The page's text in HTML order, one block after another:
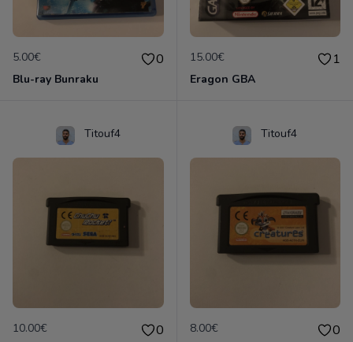
5.00€ 0
Blu-ray Bunraku
15.00€ 1
Eragon GBA
Titouf4
10.00€ 0
Titouf4
8.00€ 0